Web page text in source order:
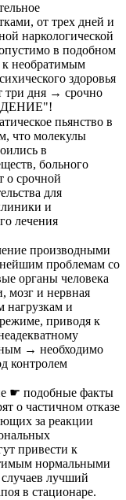
от трех дней и
наркологической
в подобном
к необратимым
здоровья
три дня → срочно
пьянство в
что молекулы
в
больного
о срочной
для
и
лечения
производными
проблемам со
органы человека
мозг и нервная
нагрузкам и
приводя к
→ необходимо
контролем
☛ подобные факты
о частичном отказе
за реакции
привести к
нормальными
лучший
в стационаре.